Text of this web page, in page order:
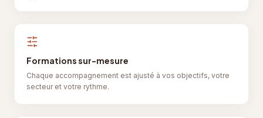
Formations sur-mesure
Chaque accompagnement est ajusté à vos objectifs, votre
secteur et votre rythme.